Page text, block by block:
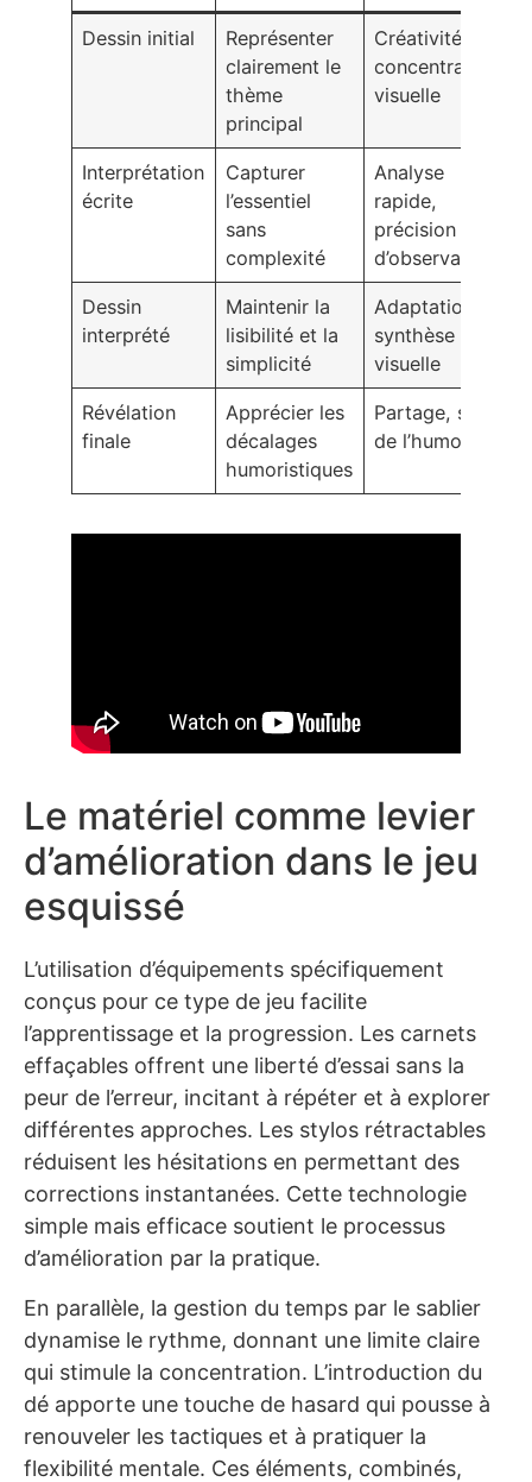
Dessin initial
Représenter
clairement le
thème
principal
Créativité,
concentration
visuelle
Interprétation
écrite
Capturer
l’essentiel
sans
complexité
Analyse
rapide,
précision
d’observation
Dessin
interprété
Maintenir la
lisibilité et la
simplicité
Adaptation,
synthèse
visuelle
Révélation
finale
Apprécier les
décalages
humoristiques
Partage, sens
de l’humour
Le matériel comme levier
d’amélioration dans le jeu
esquissé
L’utilisation d’équipements spécifiquement
conçus pour ce type de jeu facilite
l’apprentissage et la progression. Les carnets
effaçables offrent une liberté d’essai sans la
peur de l’erreur, incitant à répéter et à explorer
différentes approches. Les stylos rétractables
réduisent les hésitations en permettant des
corrections instantanées. Cette technologie
simple mais efficace soutient le processus
d’amélioration par la pratique.
En parallèle, la gestion du temps par le sablier
dynamise le rythme, donnant une limite claire
qui stimule la concentration. L’introduction du
dé apporte une touche de hasard qui pousse à
renouveler les tactiques et à pratiquer la
flexibilité mentale. Ces éléments, combinés,